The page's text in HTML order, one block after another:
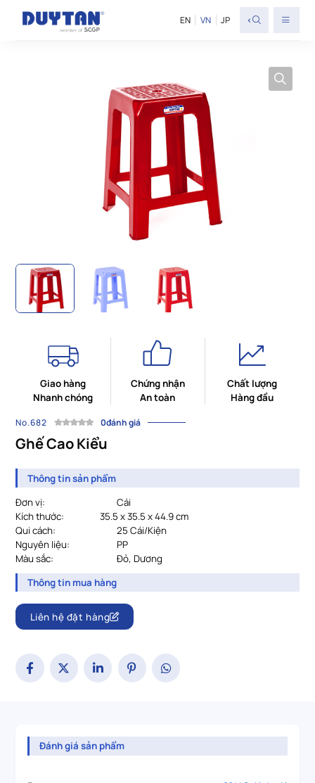
EN VN JP <
Giao hàng
Nhanh chóng
Chứng nhận
An toàn
Chất lượng
Hàng đầu
No.682 0đánh giá
Ghế Cao Kiểu
Thông tin sản phẩm
Đơn vị:
Cái
Kích thước:
35.5 x 35.5 x 44.9 cm
Qui cách:
				25 Cái/Kiện
Nguyên liệu:
			PP
Màu sắc:
Đỏ, Dương
Thông tin mua hàng
Liên hệ đặt hàng
Đánh giá sản phẩm